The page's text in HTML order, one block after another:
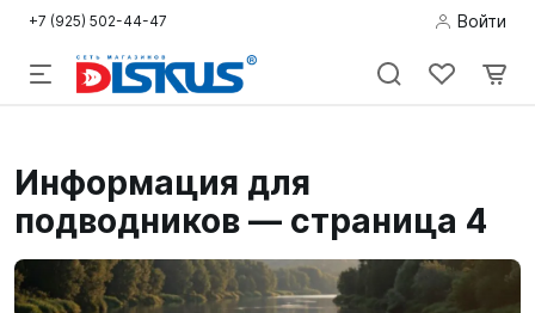
+7 (925) 502-44-47 Войти
охота
Дайвинг
Снорклинг /
Информация для
подводников — страница 4